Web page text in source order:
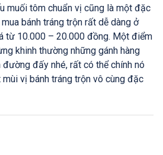
muối tôm chuẩn vị cũng là một đặc
bánh tráng trộn rất dễ dàng ở
từ 10.000 – 20.000 đồng. Một điểm
khinh thường những gánh hàng
đấy nhé, rất có thể chính nó
vị bánh tráng trộn vô cùng đặc